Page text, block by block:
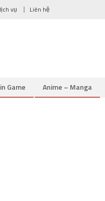
vụ Liên hệ
Game Anime – Manga